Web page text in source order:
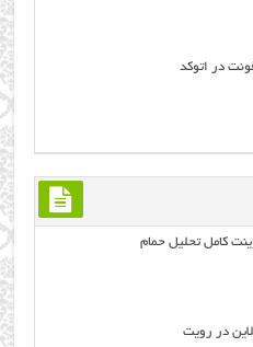
در اتوکد
کامل تحلیل حمام
در رویت